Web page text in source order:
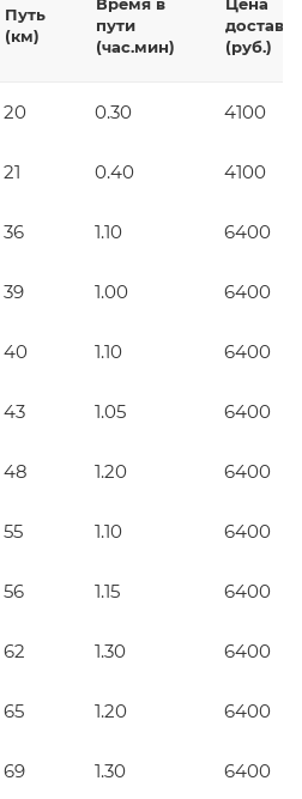
Путь
(км)
Время в
пути
(час.мин)
Цена
(руб.)
20 0.30 4100
21 0.40 4100
36 1.10 6400
39 1.00 6400
40 1.10 6400
43 1.05 6400
48 1.20 6400
55 1.10 6400
56 1.15 6400
62 1.30 6400
65 1.20 6400
69 1.30 6400